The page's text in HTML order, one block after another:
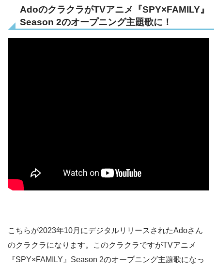
AdoのクラクラがTVアニメ『SPY×FAMILY』
Season 2のオープニング主題歌に！
こちらが2023年10月にデジタルリリースされたAdoさん
のクラクラになります。このクラクラですがTVアニメ
『SPY×FAMILY』Season 2のオープニング主題歌になっ